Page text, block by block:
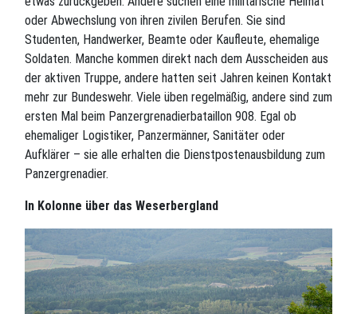
oder Abwechslung von ihren zivilen Berufen. Sie sind
Studenten, Handwerker, Beamte oder Kaufleute, ehemalige
Soldaten. Manche kommen direkt nach dem Ausscheiden aus
der aktiven Truppe, andere hatten seit Jahren keinen Kontakt
mehr zur Bundeswehr. Viele üben regelmäßig, andere sind zum
ersten Mal beim Panzergrenadierbataillon 908. Egal ob
ehemaliger Logistiker, Panzermänner, Sanitäter oder
Aufklärer – sie alle erhalten die Dienstpostenausbildung zum
Panzergrenadier.
In Kolonne über das Weserbergland